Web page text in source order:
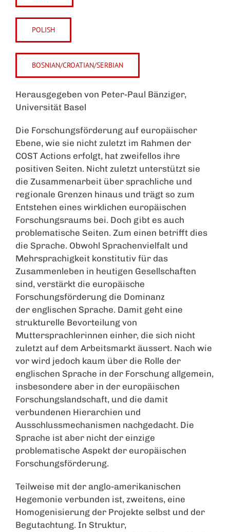
POLISH
BOSNIAN/CROATIAN/SERBIAN
Herausgegeben von Peter-Paul Bänziger,
Universität Basel
Die Forschungsförderung auf europäischer
Ebene, wie sie nicht zuletzt im Rahmen der
COST Actions erfolgt, hat zweifellos ihre
positiven Seiten. Nicht zuletzt unterstützt sie
die Zusammenarbeit über sprachliche und
regionale Grenzen hinaus und trägt so zum
Entstehen eines wirklichen europäischen
Forschungsraums bei. Doch gibt es auch
problematische Seiten. Zum einen betrifft dies
die Sprache. Obwohl Sprachenvielfalt und
Mehrsprachigkeit konstitutiv für das
Zusammenleben in heutigen Gesellschaften
sind, verstärkt die europäische
Forschungsförderung die Dominanz
der englischen Sprache. Damit geht eine
strukturelle Bevorteilung von
Muttersprachlerinnen einher, die sich nicht
zuletzt auf dem Arbeitsmarkt äussert. Nach wie
vor wird jedoch kaum über die Rolle der
englischen Sprache in der Forschung allgemein,
insbesondere aber in der europäischen
Forschungslandschaft, und die damit
verbundenen Hierarchien und
Ausschlussmechanismen nachgedacht. Die
Sprache ist aber nicht der einzige
problematische Aspekt der europäischen
Forschungsförderung.
Teilweise mit der anglo-amerikanischen
Hegemonie verbunden ist, zweitens, eine
Homogenisierung der Projekte selbst und der
Begutachtung. In Struktur,